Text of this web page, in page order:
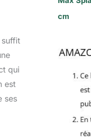
suffit
qui
est
ses
cm